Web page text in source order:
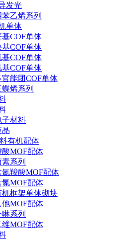
发光
苯乙烯系列
单体
基COF单体
基COF单体
基COF单体
基COF单体
官能团COF单体
蝶烯系列
子材料
晶
有机配体
酸MOF配体
素系列
氮羧酸MOF配体
氮MOF配体
机框架单体砌块
他MOF配体
啉系列
维MOF配体